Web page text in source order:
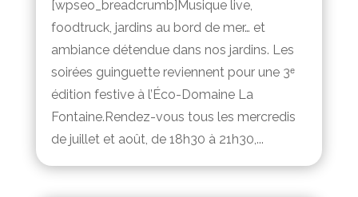
[wpseo_breadcrumb]Musique live,
foodtruck, jardins au bord de mer… et
ambiance détendue dans nos jardins. Les
soirées guinguette reviennent pour une 3ᵉ
édition festive à l’Éco-Domaine La
Fontaine.Rendez-vous tous les mercredis
de juillet et août, de 18h30 à 21h30,...